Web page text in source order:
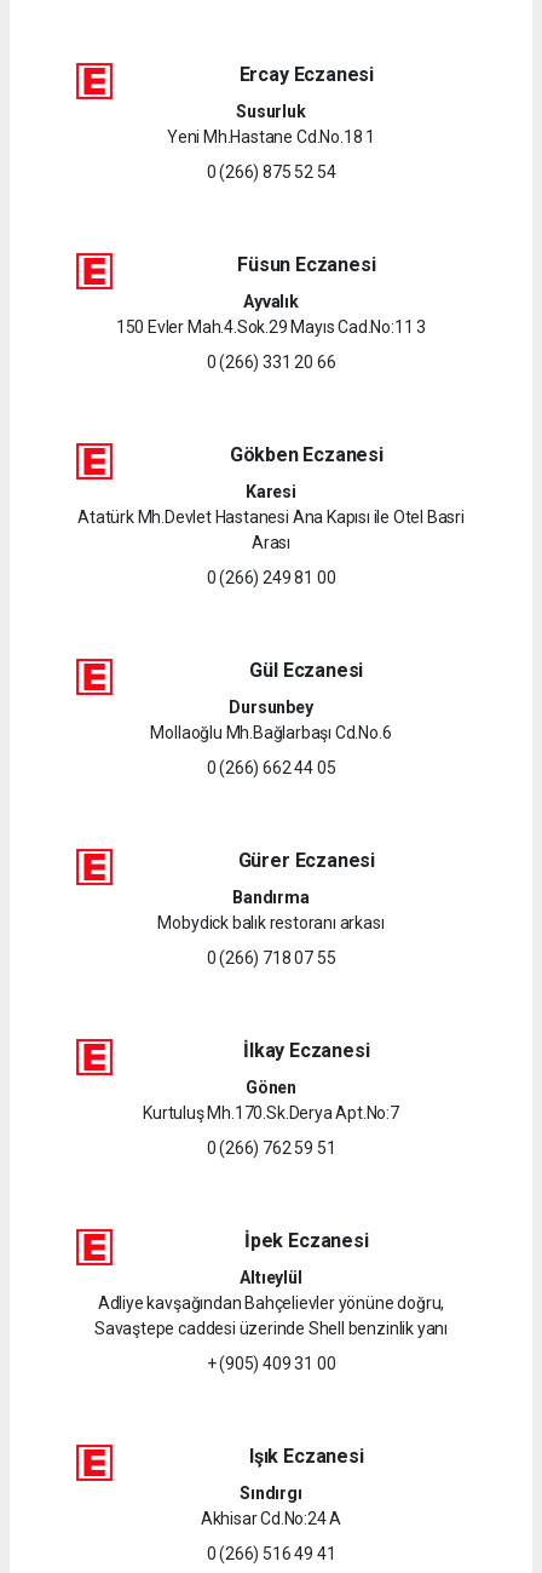
Ercay Eczanesi
Susurluk
Yeni Mh.Hastane Cd.No.18 1
0 (266) 875 52 54
Füsun Eczanesi
Ayvalık
150 Evler Mah.4.Sok.29 Mayıs Cad.No:11 3
0 (266) 331 20 66
Gökben Eczanesi
Karesi
Atatürk Mh.Devlet Hastanesi Ana Kapısı ile Otel Basri
Arası
0 (266) 249 81 00
Gül Eczanesi
Dursunbey
Mollaoğlu Mh.Bağlarbaşı Cd.No.6
0 (266) 662 44 05
Gürer Eczanesi
Bandırma
Mobydick balık restoranı arkası
0 (266) 718 07 55
İlkay Eczanesi
Gönen
Kurtuluş Mh.170.Sk.Derya Apt.No:7
0 (266) 762 59 51
İpek Eczanesi
Altıeylül
Adliye kavşağından Bahçelievler yönüne doğru,
Savaştepe caddesi üzerinde Shell benzinlik yanı
+ (905) 409 31 00
Işık Eczanesi
Sındırgı
Akhisar Cd.No:24 A
0 (266) 516 49 41